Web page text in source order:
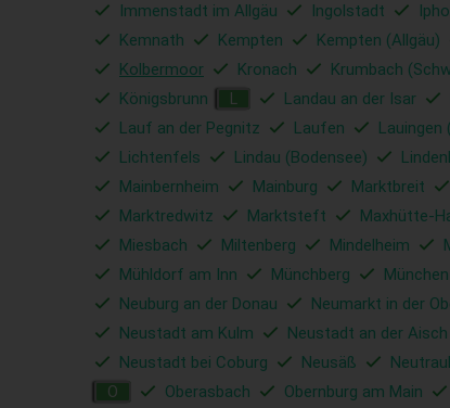
Immenstadt im Allgäu
Ingolstadt
Kemnath
Kempten Kempten (Allgäu)
Kolbermoor
Kronach Krumbach
Königsbrunn
Landau an der Isar
Lauf an der Pegnitz
Laufen Lauingen
Lichtenfels
Lindau (Bodensee)
Mainbernheim Mainburg Marktbreit
Marktredwitz
Marktsteft Maxhütte-
Miesbach
Miltenberg Mindelheim
Mühldorf am Inn
Münchberg München
Neuburg an der Donau
Neumarkt in der
Neustadt am Kulm
Neustadt an der Aisch
Neustadt bei Coburg
Neusäß
O Oberasbach Obernburg am Main